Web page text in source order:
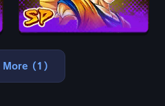
More (1)